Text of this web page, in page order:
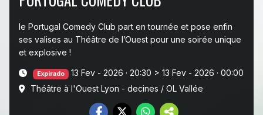
le Portugal Comedy Club part en tournée et pose enfin
ses valises au Théâtre de l’Ouest pour une soirée unique
et explosive !
Expirado 13 Fev - 2026 · 20:30 > 13 Fev - 2026 · 00:00
Théâtre à l'Ouest Lyon - decines / OL Vallée